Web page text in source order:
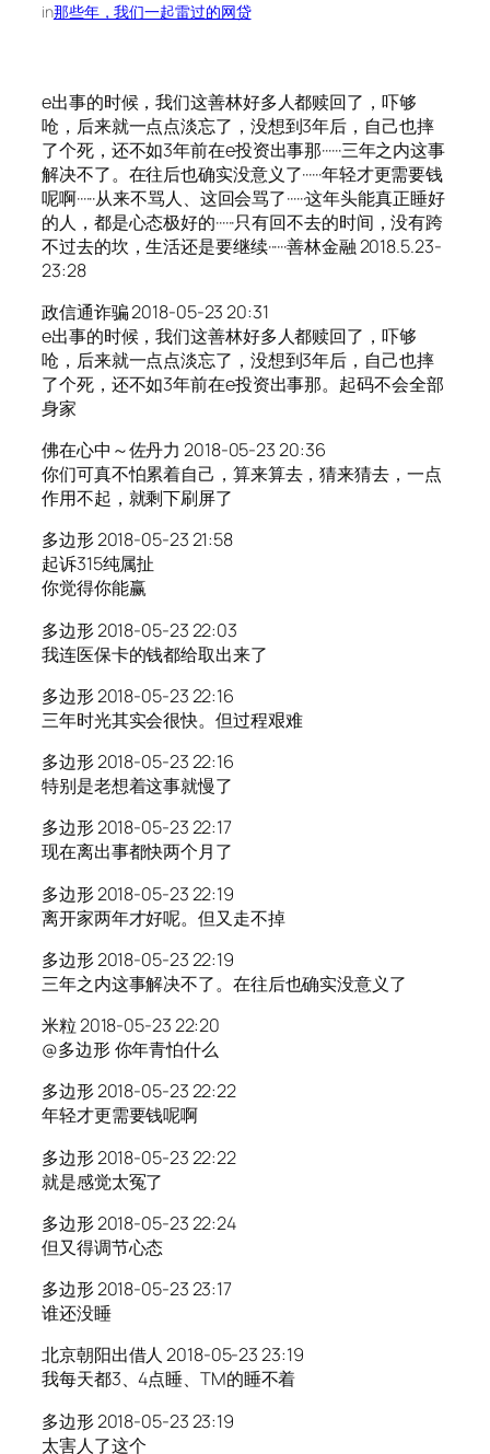
in那些年，我们一起雷过的网贷
e出事的时候，我们这善林好多人都赎回了，吓够
呛，后来就一点点淡忘了，没想到3年后，自己也摔
了个死，还不如3年前在e投资出事那······三年之内这事
解决不了。在往后也确实没意义了······年轻才更需要钱
呢啊······从来不骂人、这回会骂了······这年头能真正睡好
的人，都是心态极好的······只有回不去的时间，没有跨
不过去的坎，生活还是要继续······善林金融 2018.5.23-
23:28
政信通诈骗 2018-05-23 20:31
e出事的时候，我们这善林好多人都赎回了，吓够
呛，后来就一点点淡忘了，没想到3年后，自己也摔
了个死，还不如3年前在e投资出事那。起码不会全部
身家
佛在心中～佐丹力 2018-05-23 20:36
你们可真不怕累着自己，算来算去，猜来猜去，一点
作用不起，就剩下刷屏了
多边形 2018-05-23 21:58
起诉315纯属扯
你觉得你能赢
多边形 2018-05-23 22:03
我连医保卡的钱都给取出来了
多边形 2018-05-23 22:16
三年时光其实会很快。但过程艰难
多边形 2018-05-23 22:16
特别是老想着这事就慢了
多边形 2018-05-23 22:17
现在离出事都快两个月了
多边形 2018-05-23 22:19
离开家两年才好呢。但又走不掉
多边形 2018-05-23 22:19
三年之内这事解决不了。在往后也确实没意义了
米粒 2018-05-23 22:20
@多边形 你年青怕什么
多边形 2018-05-23 22:22
年轻才更需要钱呢啊
多边形 2018-05-23 22:22
就是感觉太冤了
多边形 2018-05-23 22:24
但又得调节心态
多边形 2018-05-23 23:17
谁还没睡
北京朝阳出借人 2018-05-23 23:19
我每天都3、4点睡、TM的睡不着
多边形 2018-05-23 23:19
太害人了这个